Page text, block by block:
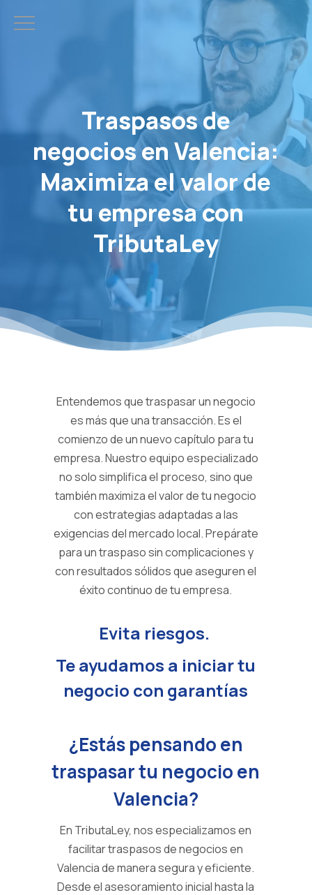
Traspasos de
negocios en Valencia:
Maximiza el valor de
tu empresa con
TributaLey
Entendemos que traspasar un negocio
es más que una transacción. Es el
comienzo de un nuevo capítulo para tu
empresa. Nuestro equipo especializado
no solo simplifica el proceso, sino que
también maximiza el valor de tu negocio
con estrategias adaptadas a las
exigencias del mercado local. Prepárate
para un traspaso sin complicaciones y
con resultados sólidos que aseguren el
éxito continuo de tu empresa.
Evita riesgos.
Te ayudamos a iniciar tu
negocio con garantías
¿Estás pensando en
traspasar tu negocio en
Valencia?
En TributaLey, nos especializamos en
facilitar traspasos de negocios en
Valencia de manera segura y eficiente.
Desde el asesoramiento inicial hasta la